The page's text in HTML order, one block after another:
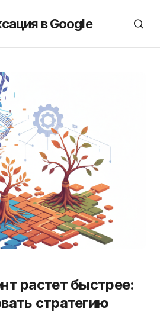
в Google
растет быстрее:
стратегию